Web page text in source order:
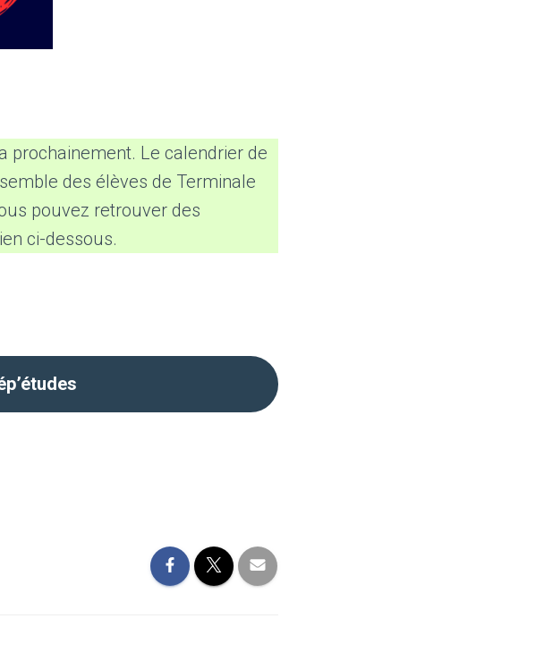
prochainement. Le calendrier de
des élèves de Terminale
pouvez retrouver des
ci-dessous.